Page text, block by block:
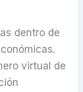
dentro de
virtual de